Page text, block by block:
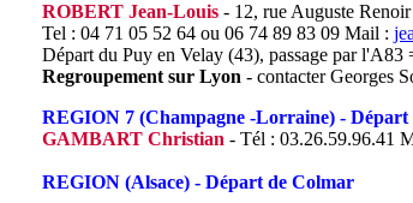
ROBERT Jean-Louis - 12, rue Auguste
Tel : 04 71 05 52 64 ou 06 74 89 83 09 Mail :
Départ du Puy en Velay (43), passage par
Regroupement sur Lyon - contacter Georges
REGION 7 (Champagne -Lorraine) - Départ
GAMBART Christian - Tél : 03.26.59.96.41
REGION (Alsace) - Départ de Colmar